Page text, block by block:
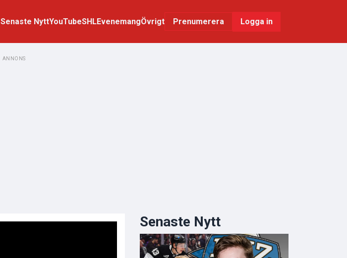
Senaste NyttYouTubeSHLEvenemangÖvrigt Prenumerera Logga in
ANNONS
Senaste Nytt